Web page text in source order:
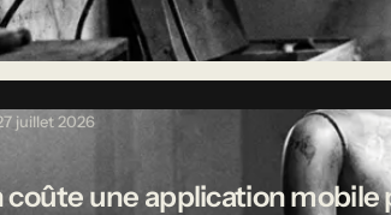
juillet 2026
une application mobile